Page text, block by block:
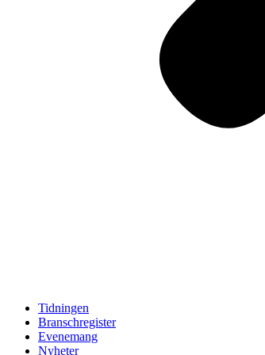
Tidningen
Branschregister
Evenemang
Nyheter